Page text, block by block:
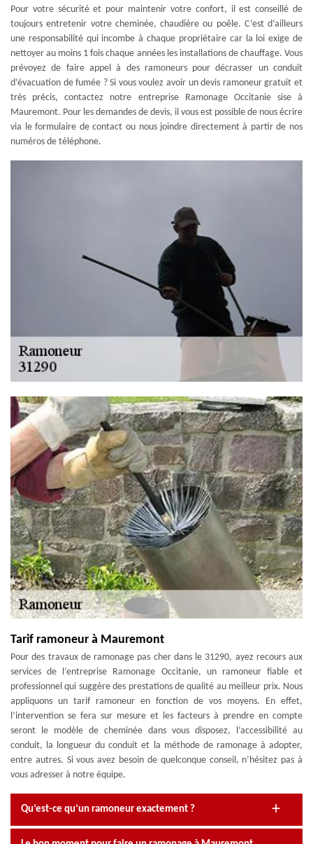
Pour votre sécurité et pour maintenir votre confort, il est conseillé de
toujours entretenir votre cheminée, chaudière ou poêle. C’est d’ailleurs
une responsabilité qui incombe à chaque propriétaire car la loi exige de
nettoyer au moins 1 fois chaque années les installations de chauffage. Vous
prévoyez de faire appel à des ramoneurs pour décrasser un conduit
d’évacuation de fumée ? Si vous voulez avoir un devis ramoneur gratuit et
très précis, contactez notre entreprise Ramonage Occitanie sise à
Mauremont. Pour les demandes de devis, il vous est possible de nous écrire
via le formulaire de contact ou nous joindre directement à partir de nos
numéros de téléphone.
Tarif ramoneur à Mauremont
Pour des travaux de ramonage pas cher dans le 31290, ayez recours aux
services de l’entreprise Ramonage Occitanie, un ramoneur fiable et
professionnel qui suggère des prestations de qualité au meilleur prix. Nous
appliquons un tarif ramoneur en fonction de vos moyens. En effet,
l’intervention se fera sur mesure et les facteurs à prendre en compte
seront le modèle de cheminée dans vous disposez, l’accessibilité au
conduit, la longueur du conduit et la méthode de ramonage à adopter,
entre autres. Si vous avez besoin de quelconque conseil, n’hésitez pas à
vous adresser à notre équipe.
Qu’est-ce qu’un ramoneur exactement ?